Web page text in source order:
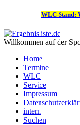
WLC-Stand:
Willkommen auf der
Home
Termine
WLC
Service
Impressum
intern
Suchen